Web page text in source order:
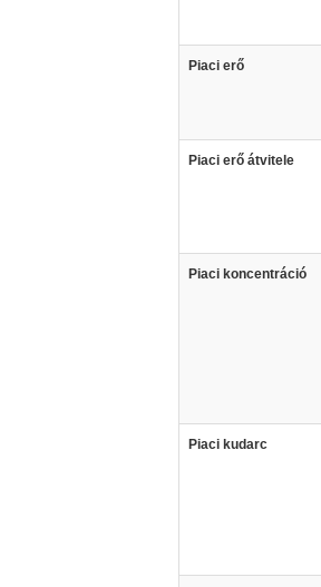
Piaci erő
Piaci erő átvitele
Piaci koncentráció
Piaci kudarc